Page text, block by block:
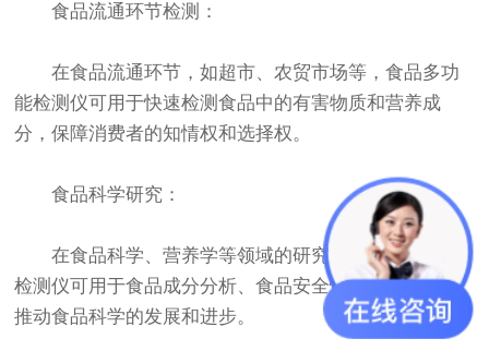
食品流通环节检测：
在食品流通环节，如超市、农贸市场等，食品多功
能检测仪可用于快速检测食品中的有害物质和营养成
分，保障消费者的知情权和选择权。
食品科学研究：
在食品科学、营养学等领域的研究中，食品多功能
检测仪可用于食品成分分析、食品安全性评估等研究，
推动食品科学的发展和进步。